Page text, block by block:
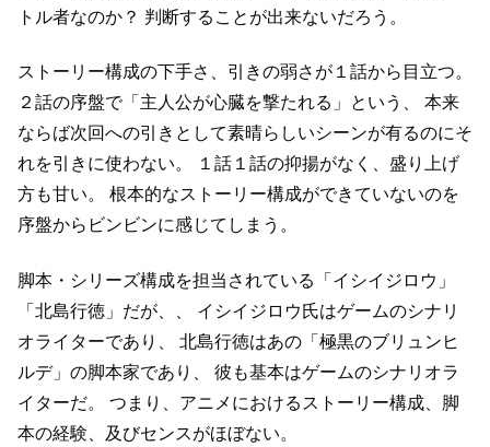
トル者なのか？ 判断することが出来ないだろう。
ストーリー構成の下手さ、引きの弱さが１話から目立つ。
２話の序盤で「主人公が心臓を撃たれる」という、
本来
ならば次回への引きとして素晴らしいシーンが有るのにそ
れを引きに使わない。
１話１話の抑揚がなく、盛り上げ
方も甘い。
根本的なストーリー構成ができていないのを
序盤からビンビンに感じてしまう。
脚本・シリーズ構成を担当されている「イシイジロウ」
「北島行徳」だが、、
イシイジロウ氏はゲームのシナリ
オライターであり、
北島行徳はあの「極黒のブリュンヒ
ルデ」の脚本家であり、
彼も基本はゲームのシナリオラ
イターだ。
つまり、アニメにおけるストーリー構成、脚
本の経験、及びセンスがほぼない。